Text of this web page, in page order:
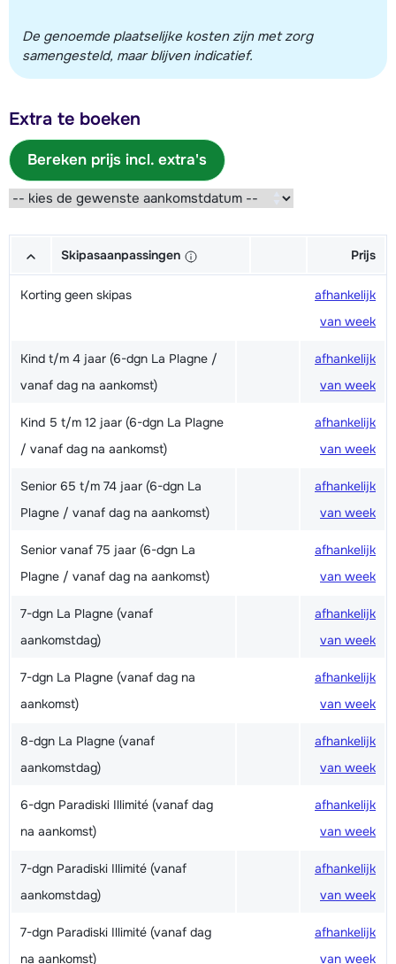
De genoemde plaatselijke kosten zijn met zorg
samengesteld, maar blijven indicatief.
Extra te boeken
Bereken prijs incl. extra's
Skipasaanpassingen Prijs
Korting geen skipas
afhankelijk
van week
Kind t/m 4 jaar (6-dgn La Plagne /
vanaf dag na aankomst)
afhankelijk
van week
Kind 5 t/m 12 jaar (6-dgn La Plagne
/ vanaf dag na aankomst)
afhankelijk
van week
Senior 65 t/m 74 jaar (6-dgn La
Plagne / vanaf dag na aankomst)
afhankelijk
van week
Senior vanaf 75 jaar (6-dgn La
Plagne / vanaf dag na aankomst)
afhankelijk
van week
7-dgn La Plagne (vanaf
aankomstdag)
afhankelijk
van week
7-dgn La Plagne (vanaf dag na
aankomst)
afhankelijk
van week
8-dgn La Plagne (vanaf
aankomstdag)
afhankelijk
van week
6-dgn Paradiski Illimité (vanaf dag
na aankomst)
afhankelijk
van week
7-dgn Paradiski Illimité (vanaf
aankomstdag)
afhankelijk
van week
7-dgn Paradiski Illimité (vanaf dag
na aankomst)
afhankelijk
van week